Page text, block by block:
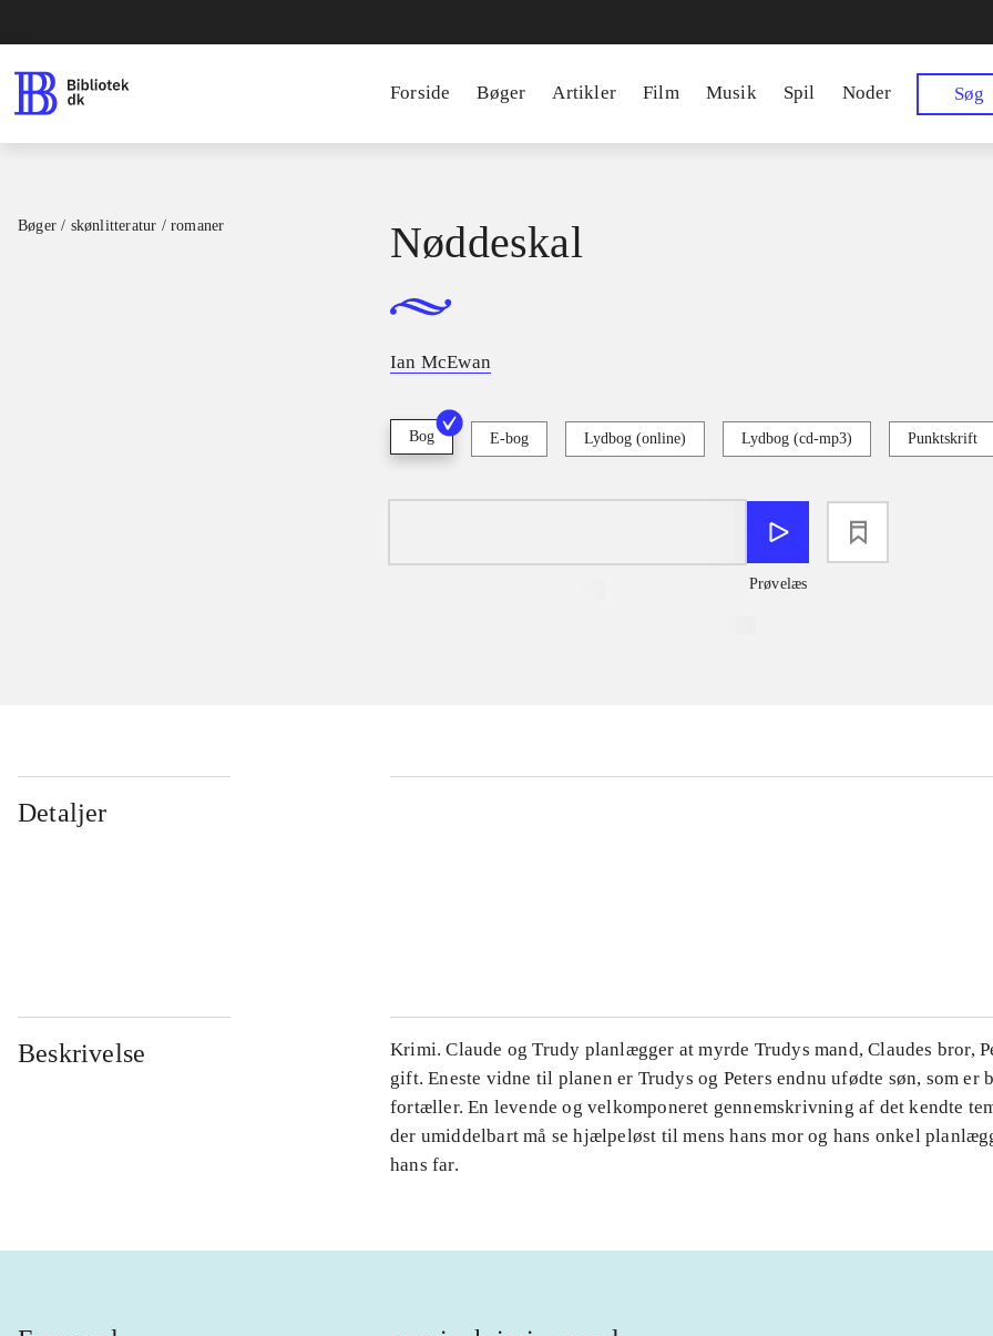
Forside Bøger Artikler Film Musik Spil Noder Søg
Bøger / skønlitteratur / romaner Nøddeskal
Ian McEwan
Bog E-bog Lydbog (online) Lydbog (cd-mp3) Punktskrift
Prøvelæs
Detaljer
Beskrivelse
Krimi. Claude og Trudy planlægger at myrde Trudys mand, Claudes bror,
gift. Eneste vidne til planen er Trudys og Peters endnu ufødte søn, som er
fortæller. En levende og velkomponeret gennemskrivning af det kendte
der umiddelbart må se hjælpeløst til mens hans mor og hans onkel
hans far.